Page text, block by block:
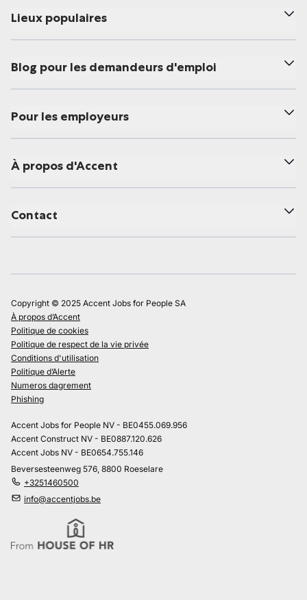
Lieux populaires
Blog pour les demandeurs d'emploi
Pour les employeurs
À propos d'Accent
Contact
Copyright © 2025 Accent Jobs for People SA
À propos d’Accent
Politique de cookies
Politique de respect de la vie privée
Conditions d'utilisation
Politique d’Alerte
Numeros dagrement
Phishing
Accent Jobs for People NV - BE0455.069.956
Accent Construct NV - BE0887.120.626
Accent Jobs NV - BE0654.755.146
Beversesteenweg 576, 8800 Roeselare
+3251460500
info@accentjobs.be